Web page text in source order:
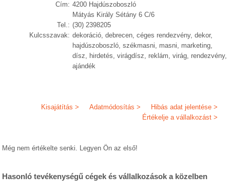
Cím: 4200 Hajdúszoboszló
Mátyás Király Sétány 6 C/6
Tel.: (30) 2398205
Kulcsszavak: dekoráció, debrecen, céges rendezvény, dekor,
hajdúszoboszló, székmasni, masni, marketing,
dísz, hirdetés, virágdísz, reklám, virág, rendezvény,
ajándék
Hibás adat jelentése >
Adatmódosítás >
Kisajátítás >
Értékelje a vállalkozást >
Még nem értékelte senki. Legyen Ön az első!
Hasonló tevékenységű cégek és vállalkozások a közelben